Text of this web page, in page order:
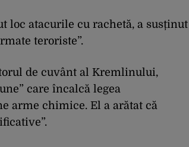
loc atacurile cu rachetă, a susținut
teroriste”.
de cuvânt al Kremlinului,
care încalcă legea
arme chimice. El a arătat că